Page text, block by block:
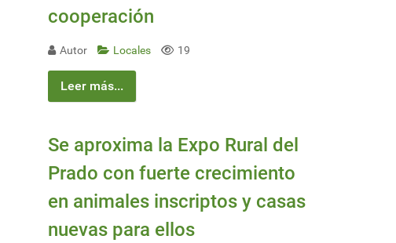
cooperación
Autor Locales 19
Leer más...
Se aproxima la Expo Rural del
Prado con fuerte crecimiento
en animales inscriptos y casas
nuevas para ellos